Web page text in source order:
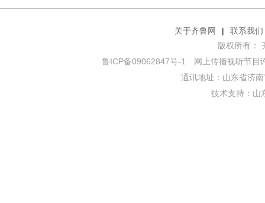
关于齐鲁网 |
联系我们
版权所有：
鲁ICP备09062847号-1
网上传播视听节目
通讯地址：山东省济
技术支持： 山